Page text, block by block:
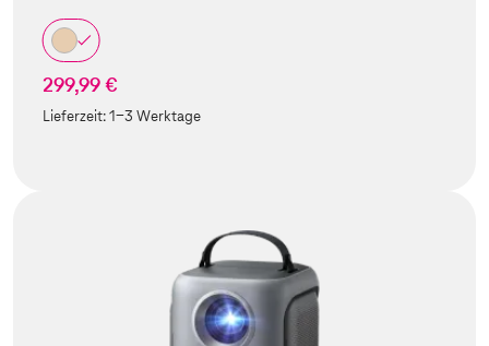
299,99 €
Lieferzeit:1-3 Werktage